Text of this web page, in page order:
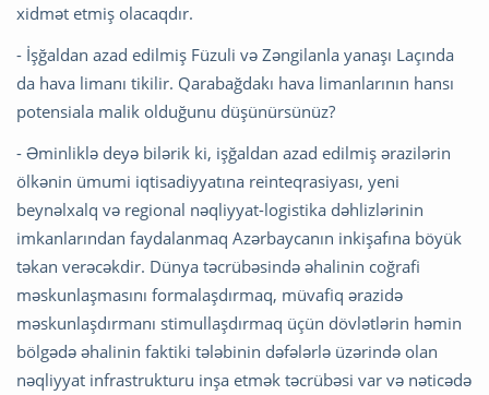
xidmət etmiş olacaqdır.
- İşğaldan azad edilmiş Füzuli və Zəngilanla yanaşı Laçında
da hava limanı tikilir. Qarabağdakı hava limanlarının hansı
potensiala malik olduğunu düşünürsünüz?
- Əminliklə deyə bilərik ki, işğaldan azad edilmiş ərazilərin
ölkənin ümumi iqtisadiyyatına reinteqrasiyası, yeni
beynəlxalq və regional nəqliyyat-logistika dəhlizlərinin
imkanlarından faydalanmaq Azərbaycanın inkişafına böyük
təkan verəcəkdir. Dünya təcrübəsində əhalinin coğrafi
məskunlaşmasını formalaşdırmaq, müvafiq ərazidə
məskunlaşdırmanı stimullaşdırmaq üçün dövlətlərin həmin
bölgədə əhalinin faktiki tələbinin dəfələrlə üzərində olan
nəqliyyat infrastrukturu inşa etmək təcrübəsi var və nəticədə